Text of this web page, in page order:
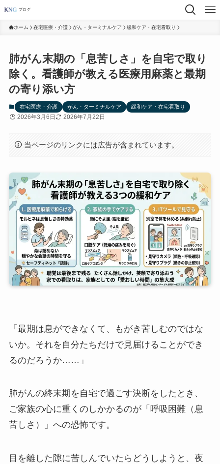
ホーム 在宅医療・介護 がん・ターミナルケア 緩和ケア・在宅看取り
肺がん末期の「息苦しさ」を自宅で取り
除く。看護師が教える医療用麻薬と最期
の寄り添い方
在宅医療・介護 がん・ターミナルケア 緩和ケア・在宅看取り
2026年3月6日 2026年7月22日
当ページのリンクには広告が含まれています。
「最期は息ができなくて、もがき苦しむのではな
いか。それを自分たちだけで見届けることができ
るのだろうか……」
肺がんの終末期を自宅で過ごす決断をしたとき、
ご家族の心に重くのしかかるのが「呼吸困難（息
苦しさ）」への恐怖です。
目を離した隙に苦しんでいたらどうしようと、夜